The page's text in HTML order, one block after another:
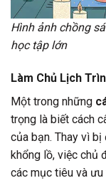
Hình ảnh chồng
học tập lớn
Làm Chủ Lịch
Một trong những
trọng là biết cách
của bạn. Thay vì
khổng lồ, việc chủ
các mục tiêu và